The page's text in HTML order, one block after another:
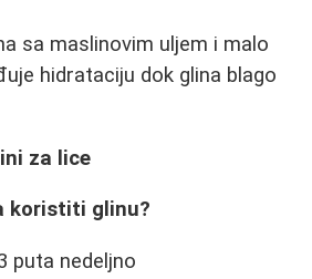
sa maslinovim uljem i malo
hidrataciju dok glina blago
za lice
koristiti glinu?
puta nedeljno